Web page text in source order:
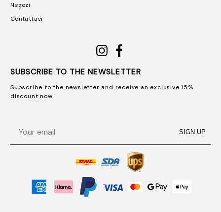
Negozi
Contattaci
SUBSCRIBE TO THE NEWSLETTER
Subscribe to the newsletter and receive an exclusive 15%
discount now.
SIGN UP